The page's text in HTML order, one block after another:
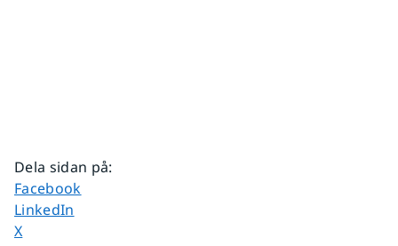
Dela sidan på:
Dela sidan på
Facebook
Dela sidan på
LinkedIn
Dela sidan på
X